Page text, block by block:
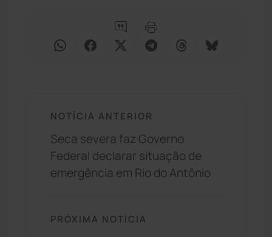
NOTÍCIA ANTERIOR
Seca severa faz Governo
Federal declarar situação de
emergência em Rio do Antônio
PRÓXIMA NOTÍCIA